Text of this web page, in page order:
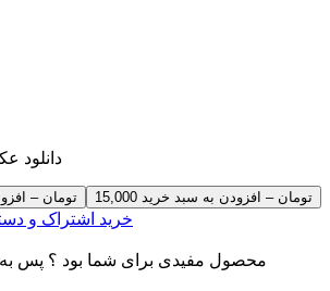
دانلود
15,000 تومان –
خرید اشتراک و
محصول مفیدی برای شما بود ؟ پس به